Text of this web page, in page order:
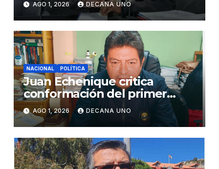
Juliaca
AGO 1, 2026 DECANA UNO
NACIONAL POLÍTICA
Juan Echenique critica
conformación del primer
gabinete ministerial de Keiko
Fujimori
AGO 1, 2026 DECANA UNO